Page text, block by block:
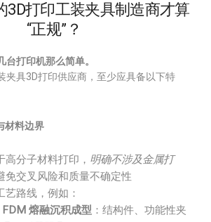
3D打印工装夹具制造商才算
“正规”？
打印机那么简单。
夹具3D打印供应商，至少应具备以下特
材料边界
高分子材料打印， 明确不涉及金属打
免交叉风险和质量不确定性
艺路线，例如：
FDM 熔融沉积成型 ：结构件、功能性夹